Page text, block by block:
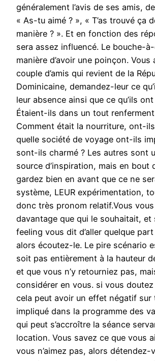
généralement l’avis de ses amis,
« As-tu aimé ? », « T’as trouvé ça
manière ? ». Et en fonction des
sera assez influencé. Le bouche-
manière d’avoir une poinçon. Vous
couple d’amis qui revient de la
Dominicaine, demandez-leur ce
leur absence ainsi que ce qu’ils
Étaient-ils dans un tout renferment
Comment était la nourriture, ont-
quelle société de voyage ont-ils
sont-ils charmé ? Les autres sont
source d’inspiration, mais en bout
gardez bien en avant que ce ne
système, LEUR expérimentation,
donc très pronom relatif.Vous
davantage que qui le souhaitait, et
feeling vous dit d’aller quelque
alors écoutez-le. Le pire scénario
soit pas entièrement à la hauteur
et que vous n’y retourniez pas,
considérer en vous. si vous
cela peut avoir un effet négatif sur
impliqué dans la programme des
qui peut s’accroître la séance
location. Vous savez ce que vous
vous n’aimez pas, alors détendez-